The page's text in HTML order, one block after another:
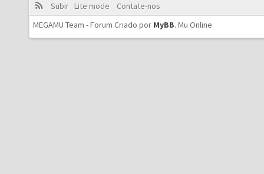
Subir Lite mode
Contate-nos
MEGAMU Team - Forum Criado por MyBB. Mu Online